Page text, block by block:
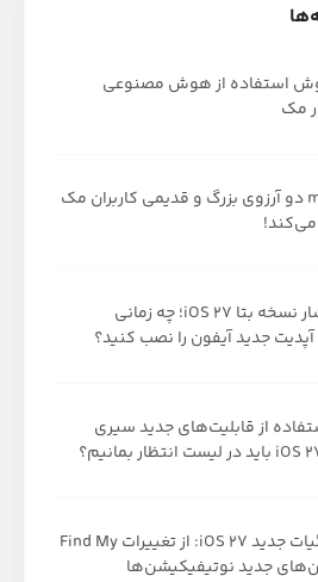
استفاده از هوش مصنوعی
macOS 27 دو آرزوی بزرگ و قدیمی کاربران مک
می‌کند!
تاریخ انتشار نسخه بتا iOS 27؛ چه زمانی
جدید آیفون را نصب کنید؟
از قابلیت‌های جدید سیری
بررسی جزئیات جدید iOS 27: از تغییرات Find My
جدید نوتیفیکیشن‌ها